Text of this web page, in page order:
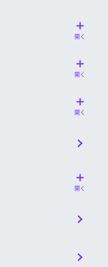
開く
開く
開く
開く